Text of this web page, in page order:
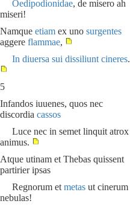
Oedipodionidae, de misero ah
miseri!
Namque etiam ex uno surgentes
aggere flammae,
In diuersa sui dissiliunt cineres.
5
Infandos iuuenes, quos nec
discordia cassos
Luce nec in semet linquit atrox
animus.
Atque utinam et Thebas quissent
partirier ipsas
Regnorum et metas ut cinerum
nebulas!